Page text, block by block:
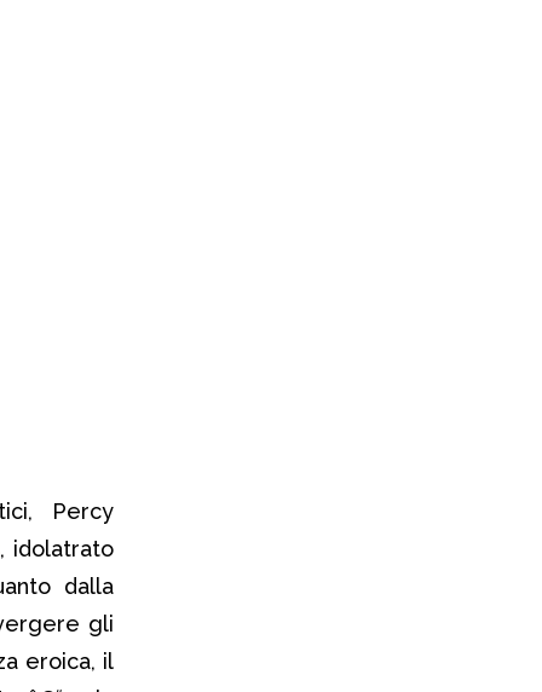
Percy
, idolatrato
dalla
gli
eroica, il